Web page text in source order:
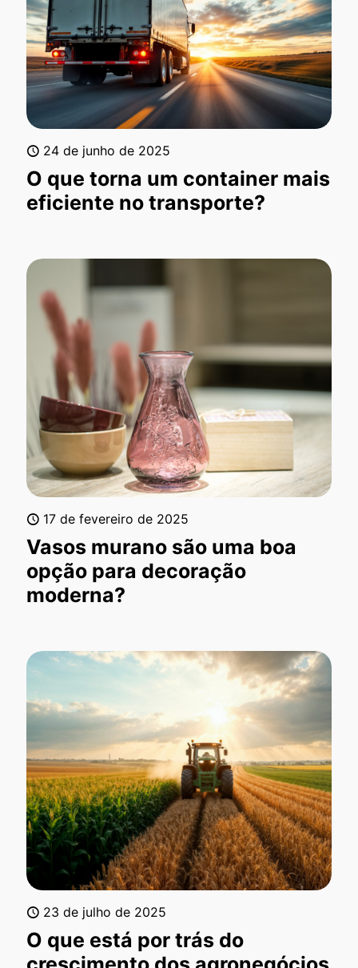
24 de junho de 2025
O que torna um container mais
eficiente no transporte?
17 de fevereiro de 2025
Vasos murano são uma boa
opção para decoração
moderna?
23 de julho de 2025
O que está por trás do